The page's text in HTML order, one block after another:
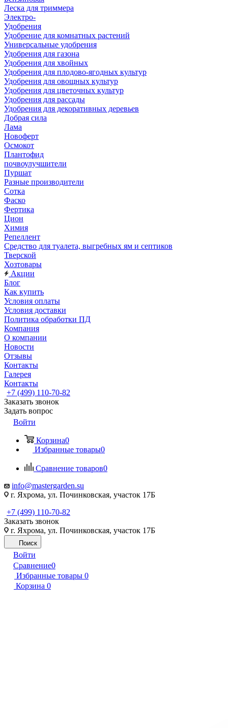
Леска для триммера
Электро-
Удобрения
Удобрение для комнатных растений
Универсальные удобрения
Удобрения для газона
Удобрения для хвойных
Удобрения для плодово-ягодных культур
Удобрения для овощных культур
Удобрения для цветочных культур
Удобрения для рассады
Удобрения для декоративных деревьев
Добрая сила
Лама
Новоферт
Осмокот
Плантофид
почвоулучшители
Пуршат
Разные производители
Сотка
Фаско
Фертика
Цион
Химия
Репеллент
Средство для туалета, выгребных ям и септиков
Тверской
Хозтовары
Акции
Блог
Как купить
Условия оплаты
Условия доставки
Политика обработки ПД
Компания
О компании
Новости
Отзывы
Контакты
Галерея
Контакты
+7 (499) 110-70-82
Заказать звонок
Задать вопрос
Войти
Корзина0
Избранные товары0
Сравнение товаров0
info@mastergarden.su
г. Яхрома, ул. Починковская, участок 17Б
+7 (499) 110-70-82
Заказать звонок
г. Яхрома, ул. Починковская, участок 17Б
Поиск
Войти
Сравнение0
Избранные товары 0
Корзина 0